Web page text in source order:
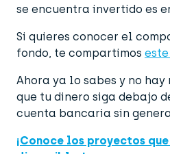
se encuentra invertido es
Si quieres conocer el
fondo, te compartimos
Ahora ya lo sabes y no
que tu dinero siga debajo
cuenta bancaria sin
¡Conoce los proyectos